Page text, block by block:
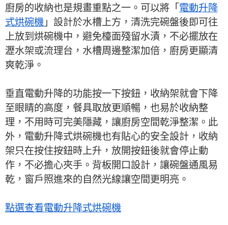
廚房的收納也是規畫重點之一。可以將「 電動升降
式烘碗機 」設計於水槽上方，清洗完碗盤後即可往
上放到烘碗機中，避免檯面殘留水漬，不必擺放在
瀝水架或流理台，水槽周邊整潔加倍，廚房更顯清
爽乾淨。
垂直電動升降的功能按一下按鈕，收納架就會下降
至眼睛的高度，餐具取放更順暢，也易於收納整
理，不用時可完美隱藏，讓廚房空間乾淨整潔。此
外，電動升降式烘碗機也有貼心的安全設計，收納
架只在按住按鈕時上升，放開按鈕後就會停止動
作，不必擔心夾手。背板開口設計，讓碗盤通風易
乾，窗戶照進來的自然光線讓空間更明亮。
點選查看電動升降式烘碗機